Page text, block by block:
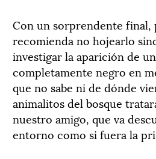
Con un sorprendente final,
recomienda no hojearlo
investigar la aparición de
completamente negro en
que no sabe ni de dónde
animalitos del bosque
nuestro amigo, que va
entorno como si fuera la